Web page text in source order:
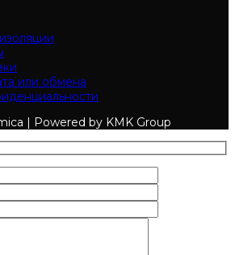
или обмена
| Powered by KMK Group